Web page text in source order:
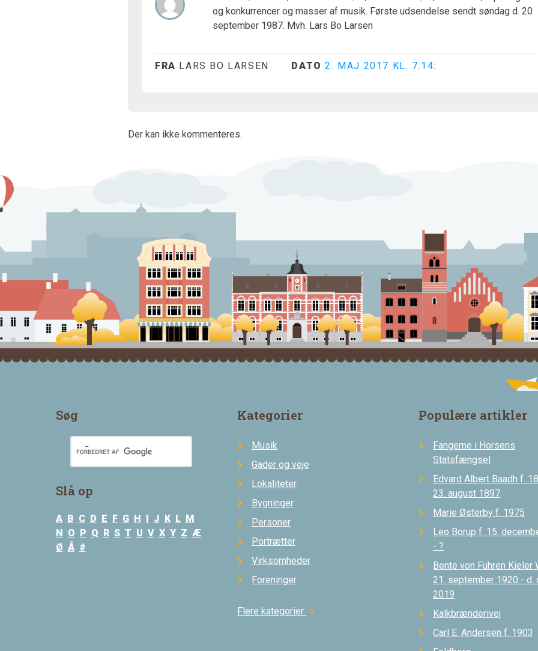
og konkurrencer og masser af musik. Første udsendelse sendt søndag d. 20
september 1987. Mvh. Lars Bo Larsen
FRA LARS BO LARSEN DATO 2. MAJ 2017 KL. 7:14:
Der kan ikke kommenteres.
Søg
Slå op
A B C D E F G H I J K L M
N O P Q R S T U V X Y Z Æ
Ø Å #
Kategorier
Musik
Gader og veje
Lokaliteter
Bygninger
Personer
Portrætter
Virksomheder
Foreninger
Flere kategorier chevron_right
Populære artikler
Fangerne i Horsens
Statsfængsel
Edvard Albert Baadh f.
23. august 1897
Marie Østerby f. 1975
Leo Borup f. 15.
- ?
Bente von Führen Kieler
21. september 1920 - d.
2019
Kalkbrænderivej
Carl E. Andersen f. 1903